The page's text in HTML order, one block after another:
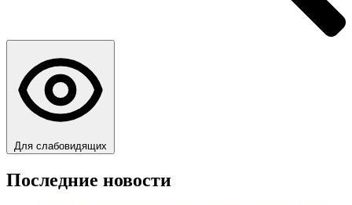
Для слабовидящих
Последние новости